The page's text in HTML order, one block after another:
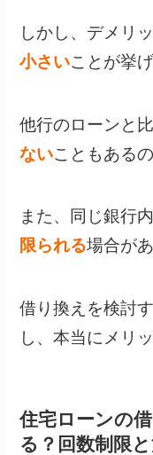
しかし、デメリ
小さいことが挙
他行のローンと
ないこともある
また、同じ銀行
限られる場合が
借り換えを検討
し、本当にメリ
住宅ローンの
る？回数制限